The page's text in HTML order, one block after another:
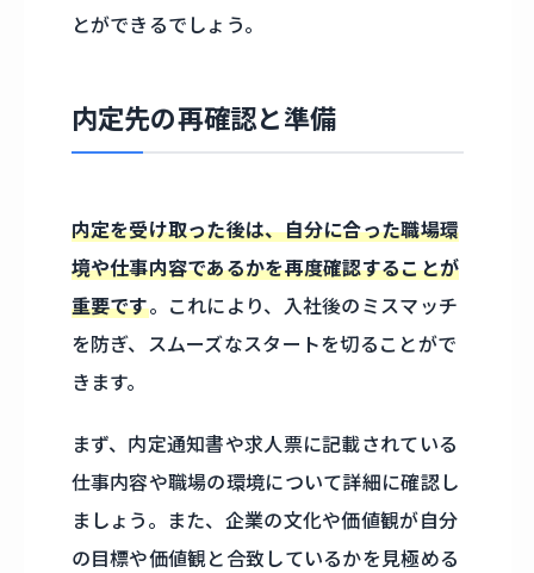
とができるでしょう。
内定先の再確認と準備
内定を受け取った後は、自分に合った職場環
境や仕事内容であるかを再度確認することが
重要です。これにより、入社後のミスマッチ
を防ぎ、スムーズなスタートを切ることがで
きます。
まず、内定通知書や求人票に記載されている
仕事内容や職場の環境について詳細に確認し
ましょう。また、企業の文化や価値観が自分
の目標や価値観と合致しているかを見極める